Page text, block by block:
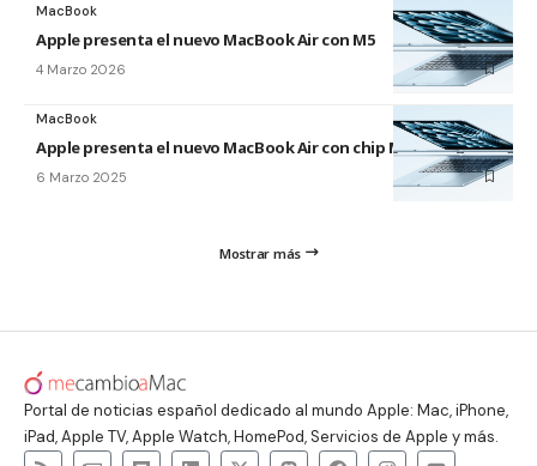
MacBook
Apple presenta el nuevo MacBook Air con M5
4 Marzo 2026
MacBook
Apple presenta el nuevo MacBook Air con chip M4
6 Marzo 2025
Mostrar más
Portal de noticias español dedicado al mundo Apple: Mac, iPhone,
iPad, Apple TV, Apple Watch, HomePod, Servicios de Apple y más.